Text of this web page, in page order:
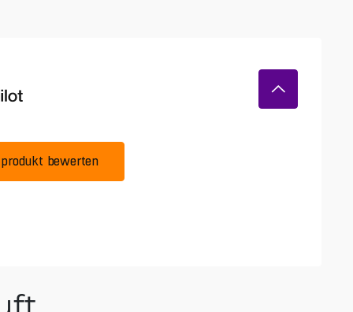
produkt bewerten